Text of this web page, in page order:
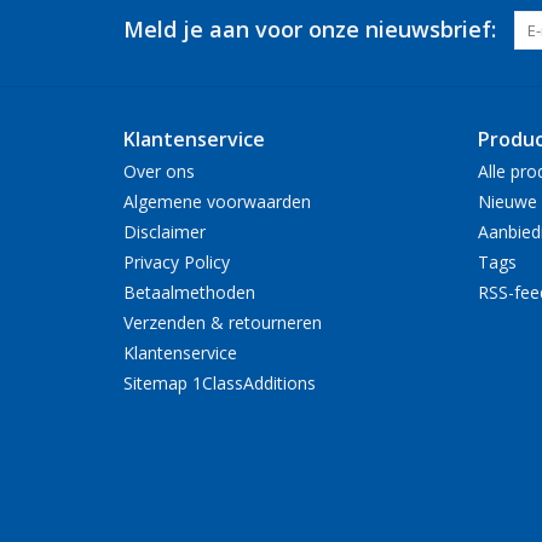
Meld je aan voor onze nieuwsbrief:
Klantenservice
Over ons
Algemene voorwaarden
Disclaimer
Privacy Policy
Betaalmethoden
Verzenden & retourneren
Klantenservice
Sitemap 1ClassAdditions
Alle
Tags
RSS-